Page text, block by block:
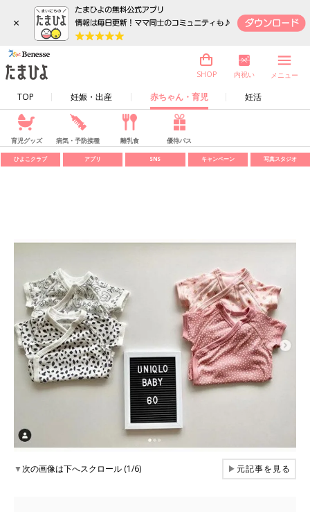
×
TOP 妊娠・出産 赤ちゃん・育児 妊活
SHOP 内祝い メニュー
育児グッズ 病気・予防接種 離乳食 優待パス
ひよこクラブ アプリ SNS キャンペーン 写真スタジオ
▼次の画像は下へスクロール (1/6) ▶元記事を見る